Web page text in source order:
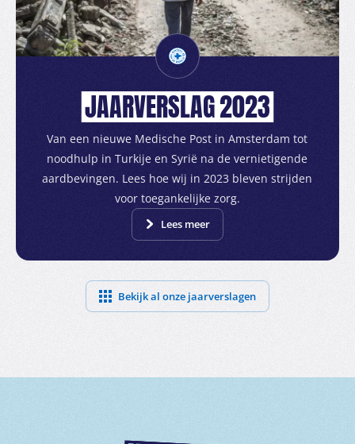
JAARVERSLAG2023
Van een nieuwe Medische Post in Amsterdam tot
noodhulp in Turkije en Syrië na de vernietigende
aardbevingen. Lees hoe wij in 2023 bleven strijden
voor toegankelijke zorg.
Lees meer
Bekijk al onze jaarverslagen